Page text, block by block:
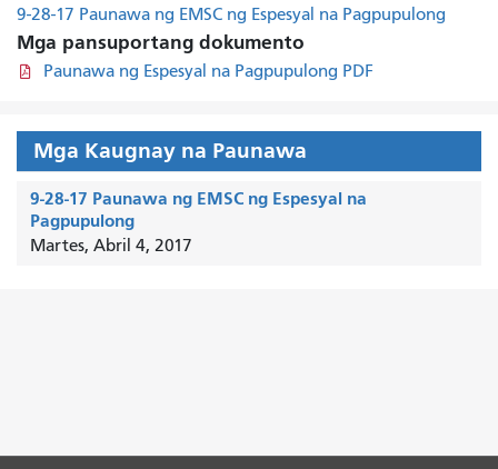
9-28-17 Paunawa ng EMSC ng Espesyal na Pagpupulong
Mga pansuportang dokumento
Paunawa ng Espesyal na Pagpupulong PDF
Mga Kaugnay na Paunawa
9-28-17 Paunawa ng EMSC ng Espesyal na
Pagpupulong
Martes, Abril 4, 2017